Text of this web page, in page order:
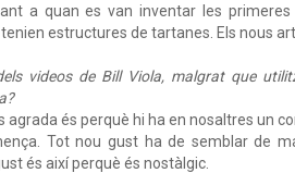
a quan es van inventar les
estructures de tartanes. Els nous
videos de Bill Viola, malgrat que
agrada és perquè hi ha en nosaltres un
Tot nou gust ha de semblar de
és així perquè és nostàlgic.